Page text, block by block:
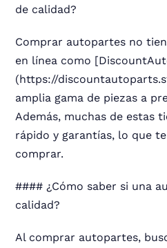
de calidad?
Comprar autopartes no
en línea como
(https://
amplia gama de piezas a
Además, muchas de estas
rápido y garantías, lo que
comprar.
#### ¿Cómo saber si una
calidad?
Al comprar autopartes,